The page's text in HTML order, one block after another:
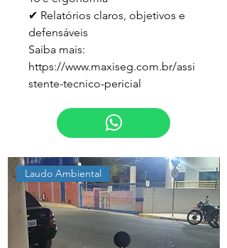
✔ Relatórios claros, objetivos e
defensáveis
Saiba mais:
https://www.maxiseg.com.br/assi
stente-tecnico-pericial
Laudo Ambiental